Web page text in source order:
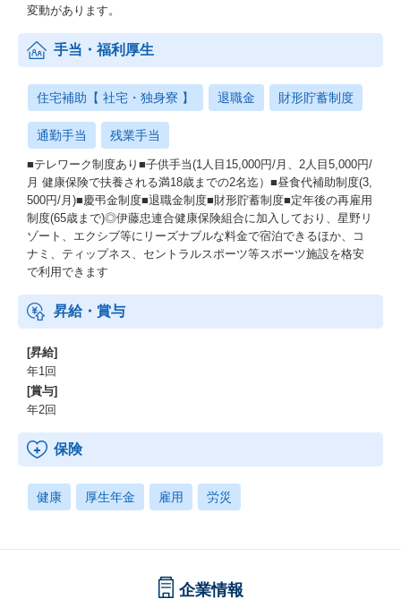
変動があります。
手当・福利厚生
住宅補助【 社宅・独身寮 】 退職金 財形貯蓄制度
通勤手当 残業手当
■テレワーク制度あり■子供手当(1人目15,000円/月、2人目5,000円/
月 健康保険で扶養される満18歳までの2名迄）■昼食代補助制度(3,
500円/月)■慶弔金制度■退職金制度■財形貯蓄制度■定年後の再雇用
制度(65歳まで)◎伊藤忠連合健康保険組合に加入しており、星野リ
ゾート、エクシブ等にリーズナブルな料金で宿泊できるほか、コ
ナミ、ティップネス、セントラルスポーツ等スポーツ施設を格安
で利用できます
昇給・賞与
[昇給]
年1回
[賞与]
年2回
保険
健康 厚生年金 雇用 労災
企業情報